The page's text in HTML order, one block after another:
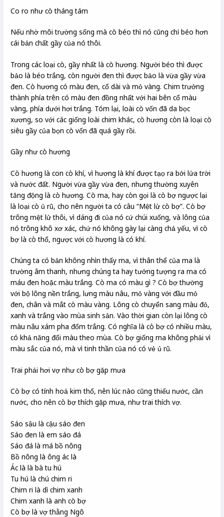
Co ro như cò tháng tám
Nếu nhờ môi trường sống mà cò béo thì nó cũng chỉ béo hơn
cái bản chất gầy của nó thôi.
Trong các loại cò, gầy nhất là cò hương. Người béo thì được
bảo là béo trắng, còn người đen thì được bảo là vừa gầy vừa
đen. Cò hương có màu đen, cổ dài và mỏ vàng. Chim trưởng
thành phía trên có màu đen đồng nhất với hai bên cổ màu
vàng, phía dưới hơi trắng. Tóm lại, loài cò vốn đã da bọc
xương, so với các giống loài chim khác, cò hương còn là loại cò
siêu gầy của bọn cò vốn đã quá gầy rồi.
Gầy như cò hương
Cò hương là con cò khí, vì hương là khí được tạọ ra bởi lửa trời
và nước đất. Người vừa gầy vừa đen, nhưng thường xuyên
tăng động là cò hương. Cò ma, hay còn gọi là cò bợ ngược lại
là loại cò ủ rũ, cho nên người ta có câu “Mệt lử cò bợ”. Cò bợ
trông mệt lử thôi, vì dáng đi của nó cứ chúi xuống, và lông của
nó trông khô xơ xác, chứ nó không gày lại càng chả yếu, vì cò
bợ là cò thổ, ngược với cò hương là có khí.
Chúng ta có bản không nhìn thấy ma, vì thân thể của ma là
trường âm thanh, nhưng chúng ta hay tưởng tượng ra ma có
máu đen hoặc màu trắng. Cò ma có màu gì ? Cò bợ thường
với bộ lông nền trắng, lưng màu nâu, mỏ vàng với đầu mỏ
đen, chân và mắt cò màu vàng. Lông cò chuyển sang màu đỏ,
xanh và trắng vào mùa sinh sản. Vào thời gian còn lại lông cò
màu nâu xám pha đốm trắng. Có nghĩa là cò bợ có nhiều màu,
có khả năng đổi màu theo mùa. Cò bợ giống ma không phải vì
màu sắc của nó, mà vì tinh thần của nó có vẻ ủ rũ.
Trai phải hơi vợ như cò bợ gặp mưa
Cò bợ có tính hoả kim thổ, nên lúc nào cũng thiếu nước, cần
nước, cho nên cò bợ thích gặp mưa, như trai thích vợ.
Sáo sậu là cậu sáo đen
Sáo đen là em sáo đá
Sáo đá là má bồ nông
Bồ nông là ông ác là
Ác là là bà tu hú
Tu hú là chú chim ri
Chim ri là dì chim xanh
Chim xanh là anh cò bợ
Cò bợ là vợ thằng Ngô